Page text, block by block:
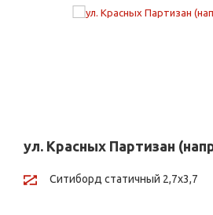
ул. Красных Партизан
Ситиборд статичный 2,7х3,7